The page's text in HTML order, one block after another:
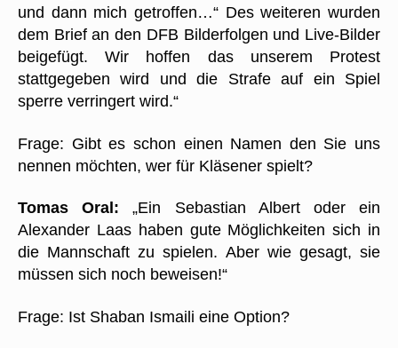
und dann mich getroffen…“ Des weiteren wurden
dem Brief an den DFB Bilderfolgen und Live-Bilder
beigefügt. Wir hoffen das unserem Protest
stattgegeben wird und die Strafe auf ein Spiel
sperre verringert wird.“
Frage: Gibt es schon einen Namen den Sie uns
nennen möchten, wer für Kläsener spielt?
Tomas Oral: „Ein Sebastian Albert oder ein
Alexander Laas haben gute Möglichkeiten sich in
die Mannschaft zu spielen. Aber wie gesagt, sie
müssen sich noch beweisen!“
Frage: Ist Shaban Ismaili eine Option?